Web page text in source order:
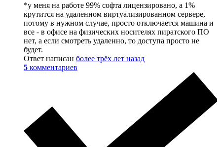
*у меня на работе 99% софта лицензировано, а 1%
крутится на удаленном виртуализированном сервере,
потому в нужном случае, просто отключается машина и
все - в офисе на физических носителях пиратского ПО
нет, а если смотреть удаленно, то доступа просто не
будет.
Ответ написан более трёх лет назад
5 комментариев